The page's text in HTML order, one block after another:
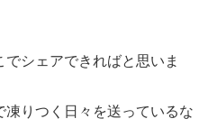
シェアできればと思いま
凍りつく日々を送っているな